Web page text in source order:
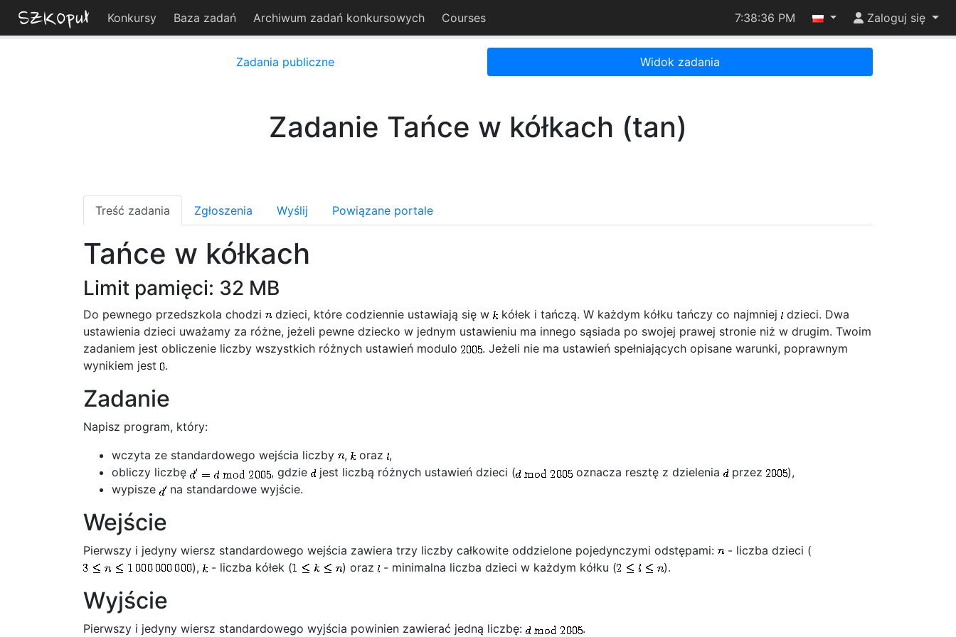
Konkursy Baza zadań Archiwum zadań konkursowych Courses 7:38:36 PM Zaloguj się
Zadania publiczne Widok zadania
Zadanie Tańce w kółkach (tan)
Treść zadania Zgłoszenia Wyślij Powiązane portale
Tańce w kółkach
Limit pamięci: 32 MB
Do pewnego przedszkola chodzi dzieci, które codziennie ustawiają się w kółek i tańczą. W każdym kółku tańczy co najmniej
dzieci. Dwa
ustawienia dzieci uważamy za różne, jeżeli pewne dziecko w jednym ustawieniu ma innego sąsiada po swojej prawej stronie niż w drugim. Twoim
zadaniem jest obliczenie liczby wszystkich różnych ustawień modulo
. Jeżeli nie ma ustawień spełniających opisane warunki, poprawnym
wynikiem jest
.
Zadanie
Napisz program, który:
wczyta ze standardowego wejścia liczby
, oraz ,
obliczy liczbę
, gdzie jest liczbą różnych ustawień dzieci ( oznacza resztę z dzielenia przez
),
wypisze
na standardowe wyjście.
Wejście
Pierwszy i jedyny wiersz standardowego wejścia zawiera trzy liczby całkowite oddzielone pojedynczymi odstępami:
- liczba dzieci (
),
- liczba kółek ( ) oraz - minimalna liczba dzieci w każdym kółku ( ).
Wyjście
Pierwszy i jedyny wiersz standardowego wyjścia powinien zawierać jedną liczbę: .